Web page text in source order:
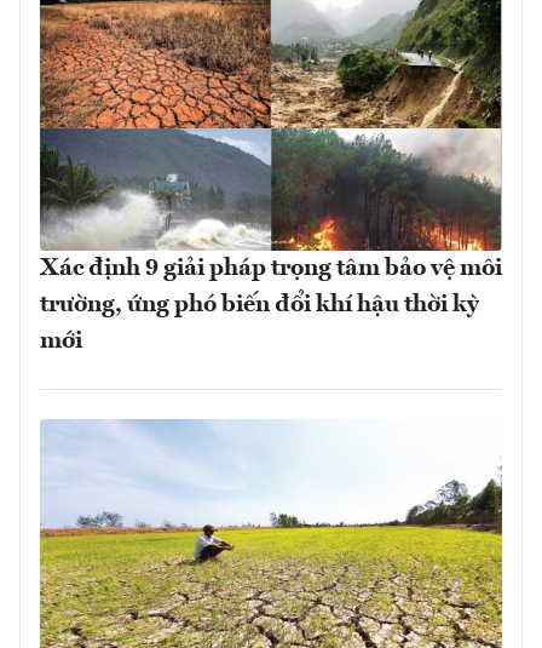
Xác định 9 giải pháp trọng tâm bảo vệ môi
trường, ứng phó biến đổi khí hậu thời kỳ
mới